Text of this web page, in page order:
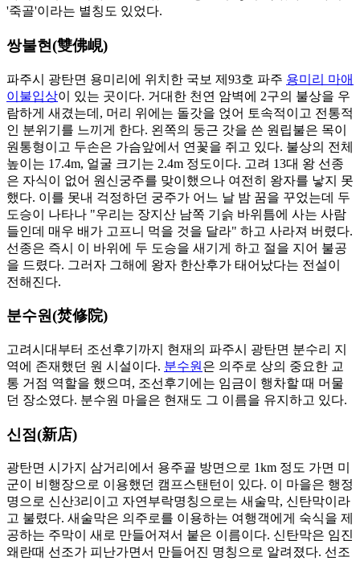
'죽골'이라는 별칭도 있었다.
쌍불현(雙佛峴)
파주시 광탄면 용미리에 위치한 국보 제93호 파주 용미리 마애
이불입상이 있는 곳이다. 거대한 천연 암벽에 2구의 불상을 우
람하게 새겼는데, 머리 위에는 돌갓을 얹어 토속적이고 전통적
인 분위기를 느끼게 한다. 왼쪽의 둥근 갓을 쓴 원립불은 목이
원통형이고 두손은 가슴앞에서 연꽃을 쥐고 있다. 불상의 전체
높이는 17.4m, 얼굴 크기는 2.4m 정도이다. 고려 13대 왕 선종
은 자식이 없어 원신궁주를 맞이했으나 여전히 왕자를 낳지 못
했다. 이를 못내 걱정하던 궁주가 어느 날 밤 꿈을 꾸었는데 두
도승이 나타나 "우리는 장지산 남쪽 기슭 바위틈에 사는 사람
들인데 매우 배가 고프니 먹을 것을 달라" 하고 사라져 버렸다.
선종은 즉시 이 바위에 두 도승을 새기게 하고 절을 지어 불공
을 드렸다. 그러자 그해에 왕자 한산후가 태어났다는 전설이
전해진다.
분수원(焚修院)
고려시대부터 조선후기까지 현재의 파주시 광탄면 분수리 지
역에 존재했던 원 시설이다. 분수원 은 의주로 상의 중요한 교
통 거점 역할을 했으며, 조선후기에는 임금이 행차할 때 머물
던 장소였다. 분수원 마을은 현재도 그 이름을 유지하고 있다.
신점(新店)
광탄면 시가지 삼거리에서 용주골 방면으로 1km 정도 가면 미
군이 비행장으로 이용했던 캠프스탠턴이 있다. 이 마을은 행정
명으로 신산3리이고 자연부락명칭으로는 새술막, 신탄막이라
고 불렸다. 새술막은 의주로를 이용하는 여행객에게 숙식을 제
공하는 주막이 새로 만들어져서 붙은 이름이다. 신탄막은 임진
왜란때 선조가 피난가면서 만들어진 명칭으로 알려졌다. 선조